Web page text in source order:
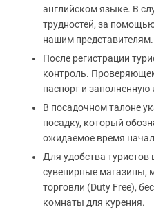
английском языке. В
трудностей, за
нашим представителям.
После регистрации
контроль.
паспорт и
В посадочном талоне
посадку, который
ожидаемое время
Для удобства туристов
сувенирные магазины,
торговли (Duty Free),
комнаты для курения.